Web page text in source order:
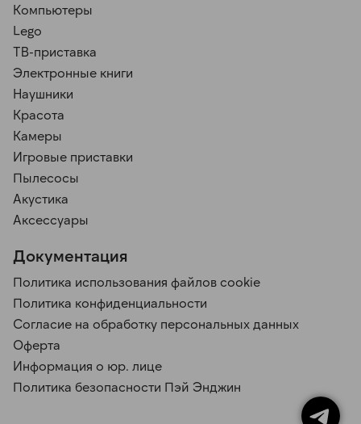
Компьютеры
Lego
ТВ-приставка
Электронные книги
Наушники
Красота
Камеры
Игровые приставки
Пылесосы
Акустика
Аксессуары
Документация
Политика использования файлов cookie
Политика конфиденциальности
Согласие на обработку персональных данных
Оферта
Информация о юр. лице
Политика безопасности Пэй Энджин